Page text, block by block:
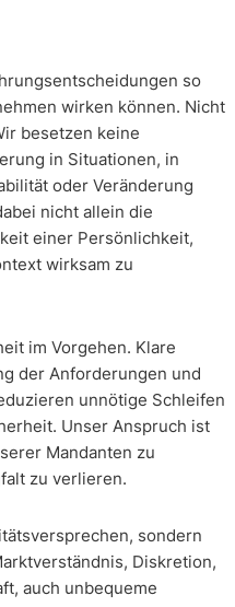
so
wirken können. Nicht
besetzen keine
in Situationen, in
oder Veränderung
nicht allein die
einer Persönlichkeit,
wirksam zu
im Vorgehen. Klare
der Anforderungen und
unnötige Schleifen
Unser Anspruch ist
Mandanten zu
zu verlieren.
sondern
Diskretion,
auch unbequeme